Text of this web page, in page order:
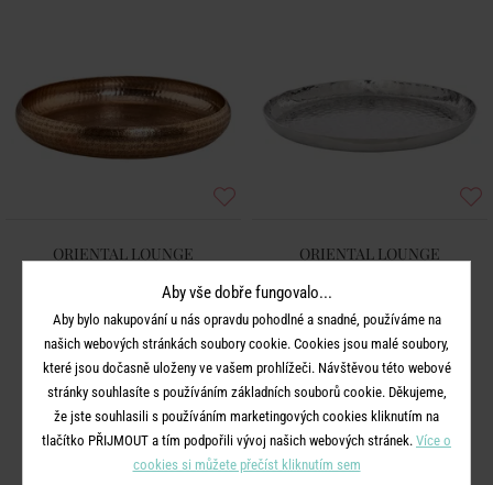
ORIENTAL LOUNGE
799 Kč
ORIENTAL LOUNGE
449 Kč
Aby vše dobře fungovalo...
Aby bylo nakupování u nás opravdu pohodlné a snadné, používáme na
našich webových stránkách soubory cookie. Cookies jsou malé soubory,
které jsou dočasně uloženy ve vašem prohlížeči. Návštěvou této webové
stránky souhlasíte s používáním základních souborů cookie. Děkujeme,
že jste souhlasili s používáním marketingových cookies kliknutím na
tlačítko PŘIJMOUT a tím podpořili vývoj našich webových stránek. Více o
cookies si můžete přečíst kliknutím sem